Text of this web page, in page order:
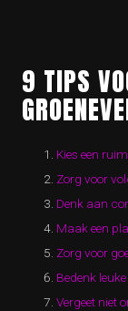
9 TIPS
Kies een
Zorg voor
Denk aan
Maak een
Zorg voor
Bedenk
Vergeet niet